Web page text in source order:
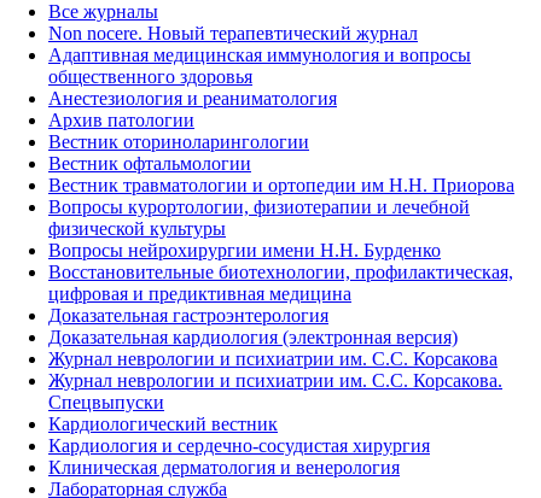
Все журналы
Non nocere. Новый терапевтический журнал
Адаптивная медицинская иммунология и вопросы
общественного здоровья
Анестезиология и реаниматология
Архив патологии
Вестник оториноларингологии
Вестник офтальмологии
Вестник травматологии и ортопедии им Н.Н. Приорова
Вопросы курортологии, физиотерапии и лечебной
физической культуры
Вопросы нейрохирургии имени Н.Н. Бурденко
Восстановительные биотехнологии, профилактическая,
цифровая и предиктивная медицина
Доказательная гастроэнтерология
Доказательная кардиология (электронная версия)
Журнал неврологии и психиатрии им. С.С. Корсакова
Журнал неврологии и психиатрии им. С.С. Корсакова.
Спецвыпуски
Кардиологический вестник
Кардиология и сердечно-сосудистая хирургия
Клиническая дерматология и венерология
Лабораторная служба